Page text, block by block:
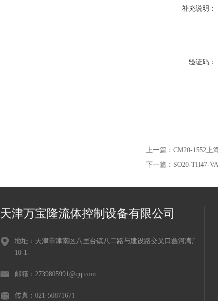
补充说明：
验证码：
上一篇： CM20-1552上
下一篇： SO20-TH47-
天津万宝隆流体控制设备有限公司
地址：天津市津南区八里台镇八二路与建设路交叉口鑫河湾广场
10-1-
邮箱：2739805991@qq.com
传真：021-50871671